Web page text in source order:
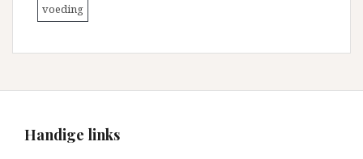
voeding
Handige links